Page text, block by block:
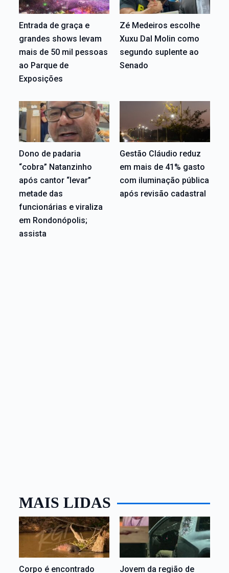
Entrada de graça e
grandes shows levam
mais de 50 mil pessoas
ao Parque de
Exposições
Zé Medeiros escolhe
Xuxu Dal Molin como
segundo suplente ao
Senado
Dono de padaria
“cobra” Natanzinho
após cantor “levar”
metade das
funcionárias e viraliza
em Rondonópolis;
assista
Gestão Cláudio reduz
em mais de 41% gasto
com iluminação pública
após revisão cadastral
MAIS LIDAS
Corpo é encontrado
Jovem da região de